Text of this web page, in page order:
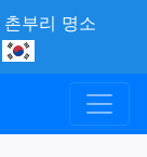
촌부리 명소